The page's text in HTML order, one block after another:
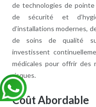
de technologies de
de sécurité et
d’installations modernes,
de soins de qualité
investissent
médicales pour offrir des
risques.
Coût Abordable